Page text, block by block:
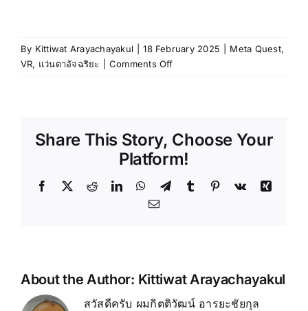
By Kittiwat Arayachayakul 18 February 2025 Meta Quest,
VR, แว่นตาอัจฉริยะ Comments Offon
VR
Standalone
2025
Share This Story, Choose Your
Platform!
Facebook
X RedditLinkedInWhatsApp
TelegramTumblr Pinterest
Vk
Xing
Email
About the Author: Kittiwat Arayachayakul
สวัสดีครับ ผมกิตติวัฒน์ อารยะชัยกุล